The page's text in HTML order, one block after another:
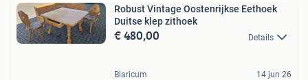
Robust Vintage Oostenrijkse Eethoek
Duitse klep zithoek
€ 480,00 Details
Blaricum 14 jun 26